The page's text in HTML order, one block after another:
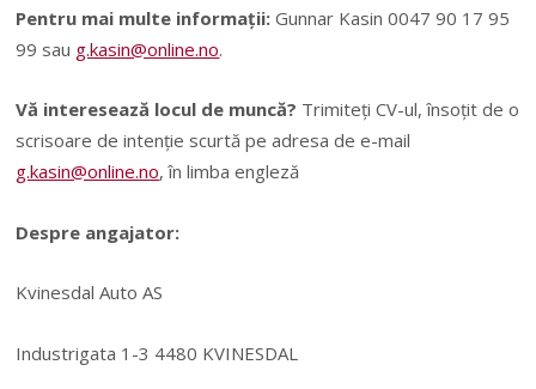
Pentru mai multe informații: Gunnar Kasin 0047 90 17 95
99 sau g.kasin@online.no.
Vă interesează locul de muncă? Trimiteți CV-ul, însoțit de o
scrisoare de intenție scurtă pe adresa de e-mail
g.kasin@online.no, în limba engleză
Despre angajator:
Kvinesdal Auto AS
Industrigata 1-3 4480 KVINESDAL